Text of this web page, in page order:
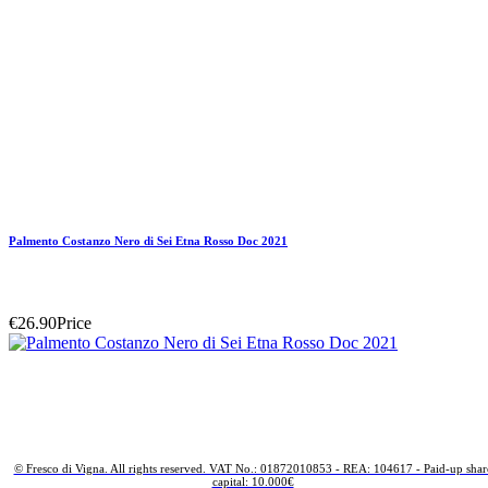
Palmento Costanzo Nero di Sei Etna Rosso Doc 2021
€26.90Price
© Fresco di Vigna. All rights reserved. VAT No.: 01872010853 - REA: 104617 - Paid-up
capital: 10.000€